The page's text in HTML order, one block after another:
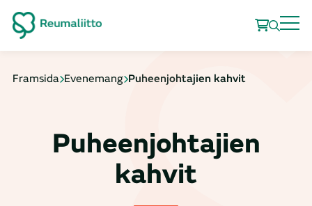
Framsida Evenemang Puheenjohtajien kahvit
Puheenjohtajien
kahvit